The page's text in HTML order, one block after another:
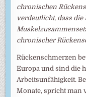
chronischen
verdeutlicht, dass die
chronischer
Rückenschmerzen
Europa und sind die
Arbeitsunfähigkeit.
Monate, spricht man